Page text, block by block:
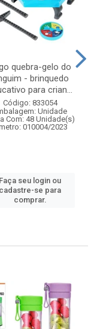
quebra-gelo do
- brinquedo
para crian...
Código: 833054
Unidade
Com: 48 Unidade(s)
010004/2023
Faça seu login ou
cadastre-se para
comprar.